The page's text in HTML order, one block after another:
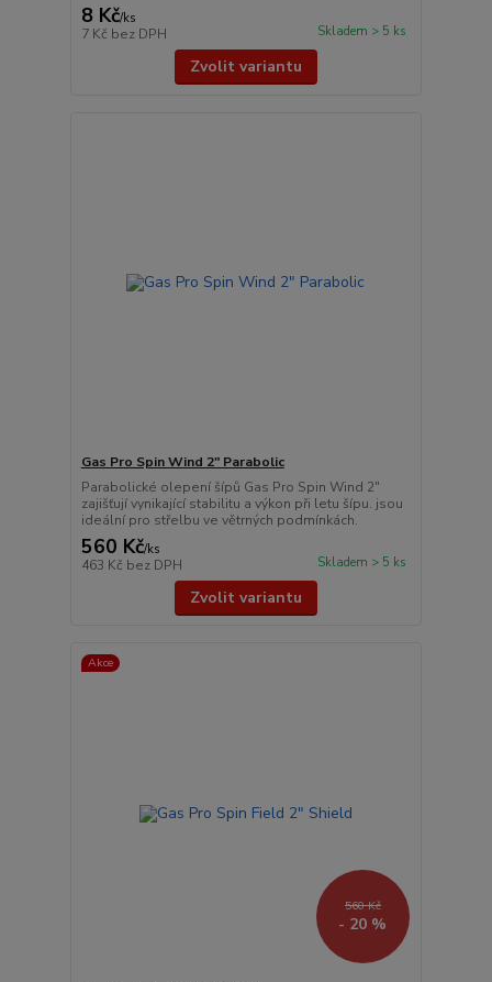
8 Kč/ks
7 Kč bez DPH Skladem > 5 ks
Zvolit variantu
Gas Pro Spin Wind 2" Parabolic
Parabolické olepení šípů Gas Pro Spin Wind 2"
zajišťují vynikající stabilitu a výkon při letu šípu. jsou
ideální pro střelbu ve větrných podmínkách.
560 Kč/ks
463 Kč bez DPH Skladem > 5 ks
Zvolit variantu
Akce
560 Kč
- 20 %